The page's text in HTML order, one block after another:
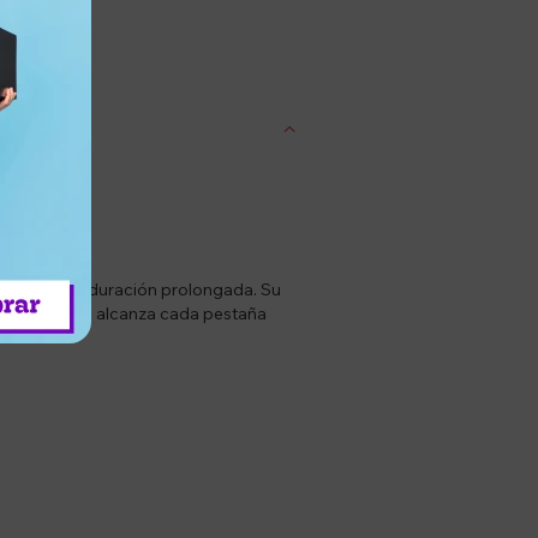
con una duración prolongada. Su
precisión alcanza cada pestaña